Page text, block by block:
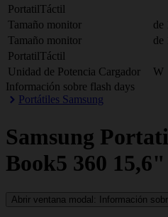
PortatilTáctil
Tamaño monitor
de
Tamaño monitor
de
PortatilTáctil
Unidad de Potencia Cargador
W
Información sobre flash days
Portátiles Samsung
Samsung
Book5 360 15,6"
Abrir ventana modal: Información